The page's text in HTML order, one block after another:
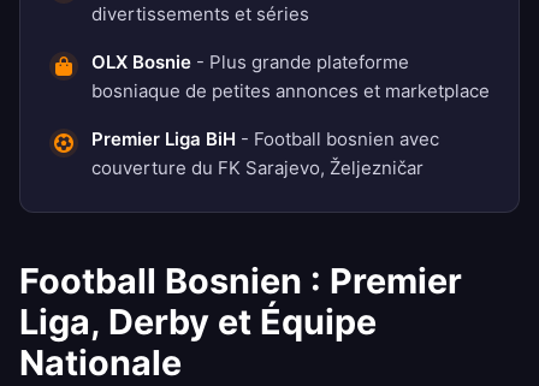
divertissements et séries
OLX Bosnie - Plus grande plateforme
bosniaque de petites annonces et marketplace
Premier Liga BiH - Football bosnien avec
couverture du FK Sarajevo, Željezničar
Football Bosnien : Premier
Liga, Derby et Équipe
Nationale